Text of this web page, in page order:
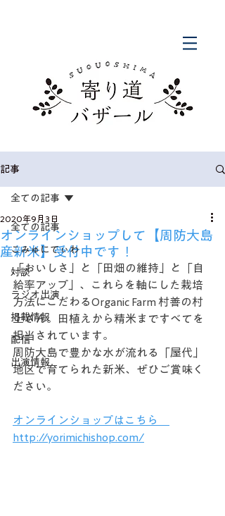
記事
全ての記事
こみゅにてぃわ
対談
ラジオ出演
掲載情報
配信
出演情報
全ての記事
オンラインショップして【周防大島
産新米】受付中です！
2020年9月3日
「おいしさ」と「田畑の維持」と「自
給率アップ」、これらを軸にした栽培
方法にこだわるOrganic Farm 村善の村
上さん。田植えから精米まですべてを
担当されています。
周防大島で豊かな水が流れる「屋代」
地区で育てられた新米、ぜひご賞味く
ださい。
オンラインショップはこちら
http://yorimichishop.com/